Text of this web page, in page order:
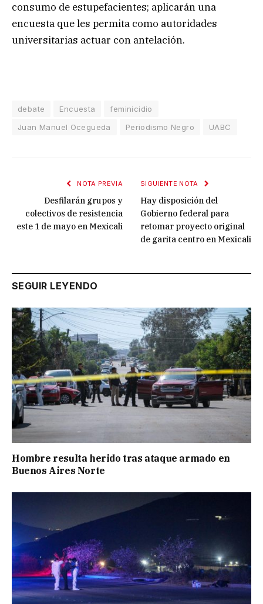
consumo de estupefacientes; aplicarán una
encuesta que les permita como autoridades
universitarias actuar con antelación.
debate Encuesta
feminicidio
Juan Manuel Ocegueda
Periodismo Negro UABC
NOTA PREVIA
Desfilarán grupos y
colectivos de resistencia
este 1 de mayo en Mexicali
SIGUIENTE NOTA
Hay disposición del
Gobierno federal para
retomar proyecto original
de garita centro en Mexicali
SEGUIR LEYENDO
Hombre resulta herido tras ataque armado en
Buenos Aires Norte